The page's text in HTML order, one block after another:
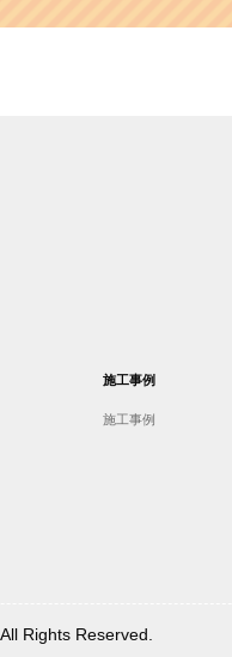
施工事例
施工事例
Rights Reserved.